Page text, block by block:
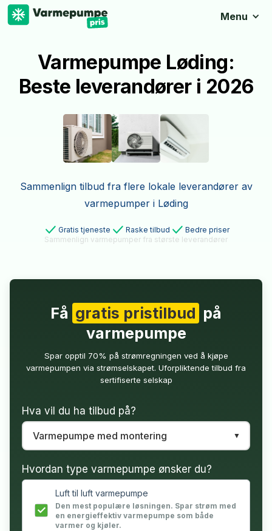
Menu
Varmepumpe Løding:
Beste leverandører i 2026
Sammenlign tilbud fra flere lokale leverandører av
varmepumper i Løding
Gratis tjeneste Raske tilbud
Bedre priser
Sammenlign varmepumper fra største leverandører
Få gratis pristilbud på
varmepumpe
Spar opptil 70% på strømregningen ved å kjøpe
varmepumpen via strømselskapet. Uforpliktende tilbud fra
sertifiserte selskap
Hva vil du ha tilbud på?
Hvordan type varmepumpe ønsker du?
Luft til luft varmepumpe
Den mest populære løsningen. Spar strøm med
en energieffektiv varmepumpe som både
varmer og kjøler.